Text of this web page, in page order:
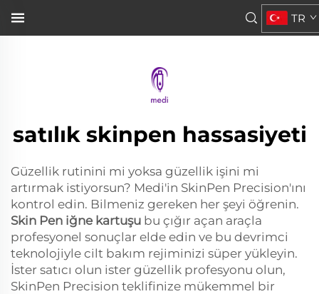
hakkında bilmeniz gereken her şeyi öğrenin.">
TR
satılık skinpen hassasiyeti
Güzellik rutinini mi yoksa güzellik işini mi
artırmak istiyorsun? Medi'in SkinPen Precision'ını
kontrol edin. Bilmeniz gereken her şeyi öğrenin.
Skin Pen iğne kartuşu bu çığır açan araçla
profesyonel sonuçlar elde edin ve bu devrimci
teknolojiyle cilt bakım rejiminizi süper yükleyin.
İster satıcı olun ister güzellik profesyonu olun,
SkinPen Precision teklifinize mükemmel bir